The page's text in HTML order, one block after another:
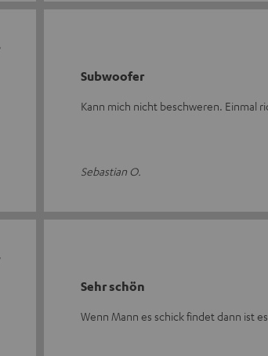
Subwoofer
Kann mich nicht beschweren. Einmal
Sebastian O.
Sehr schön
Wenn Mann es schick findet dann ist